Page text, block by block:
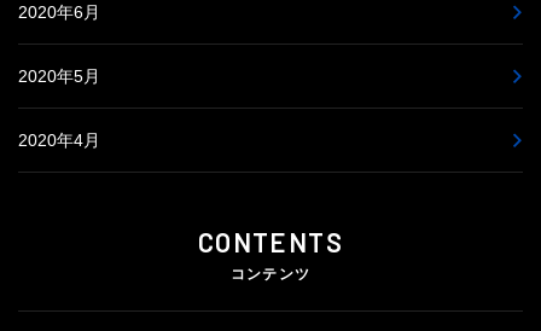
2020年6月
2020年5月
2020年4月
CONTENTS
コンテンツ